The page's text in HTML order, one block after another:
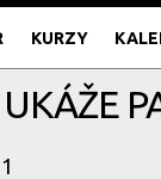
KURZY